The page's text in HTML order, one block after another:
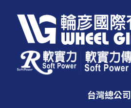
台灣總公司